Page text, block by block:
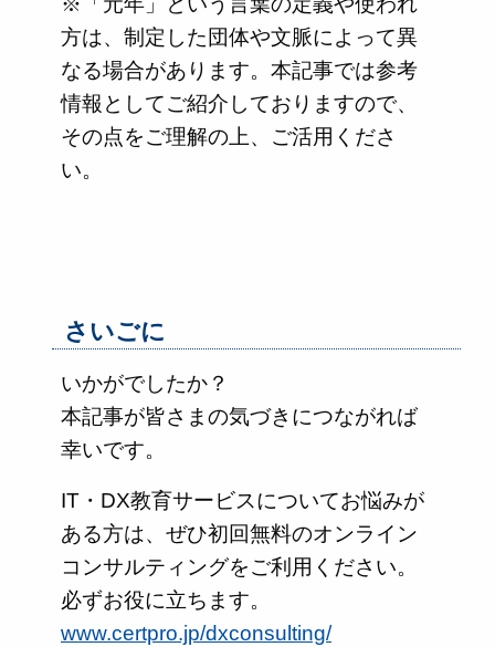
方は、制定した団体や文脈によって異
なる場合があります。本記事では参考
情報としてご紹介しておりますので、
その点をご理解の上、ご活用くださ
い。
さいごに
いかがでしたか？
本記事が皆さまの気づきにつながれば
幸いです。
IT・DX教育サービスについてお悩みが
ある方は、ぜひ初回無料のオンライン
コンサルティングをご利用ください。
必ずお役に立ちます。
www.certpro.jp/dxconsulting/